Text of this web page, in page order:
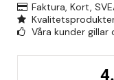
Faktura, Kort,
Våra kunder gillar